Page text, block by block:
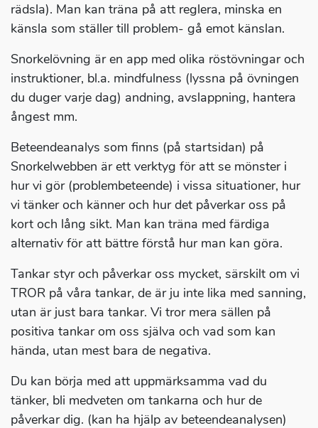
rädsla). Man kan träna på att reglera, minska en
känsla som ställer till problem- gå emot känslan.
Snorkelövning är en app med olika röstövningar och
instruktioner, bl.a. mindfulness (lyssna på övningen
du duger varje dag) andning, avslappning, hantera
ångest mm.
Beteendeanalys som finns (på startsidan) på
Snorkelwebben är ett verktyg för att se mönster i
hur vi gör (problembeteende) i vissa situationer, hur
vi tänker och känner och hur det påverkar oss på
kort och lång sikt. Man kan träna med färdiga
alternativ för att bättre förstå hur man kan göra.
Tankar styr och påverkar oss mycket, särskilt om vi
TROR på våra tankar, de är ju inte lika med sanning,
utan är just bara tankar. Vi tror mera sällen på
positiva tankar om oss själva och vad som kan
hända, utan mest bara de negativa.
Du kan börja med att uppmärksamma vad du
tänker, bli medveten om tankarna och hur de
påverkar dig. (kan ha hjälp av beteendeanalysen)